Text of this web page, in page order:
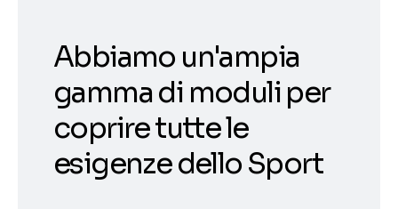
Abbiamo un'ampia
gamma di moduli per
coprire tutte le
esigenze dello Sport